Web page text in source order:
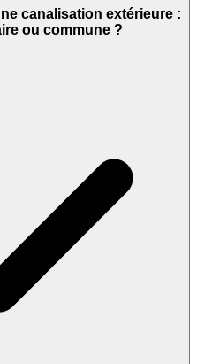
canalisation extérieure :
ou commune ?